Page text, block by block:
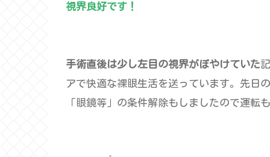
視界良好です！
手術直後は少し左目の視界がぼやけていた
アで快適な裸眼生活を送っています。先日
「眼鏡等」の条件解除もしましたので運転